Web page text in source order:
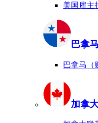
美国雇主
巴拿马
巴拿马（
加拿